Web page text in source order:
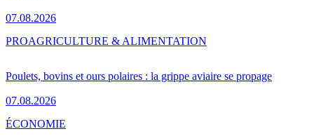
07.08.2026
Poulets, bovins et ours polaires : la grippe aviaire se propage
07.08.2026
PROAGRICULTURE & ALIMENTATION
ÉCONOMIE